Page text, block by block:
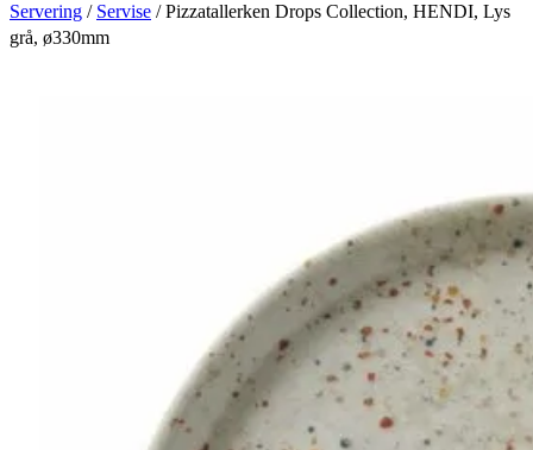
Servering / Servise / Pizzatallerken Drops Collection, HENDI, Lys
grå, ø330mm